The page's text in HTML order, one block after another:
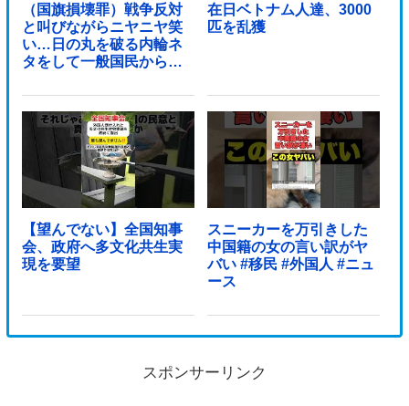
（国旗損壊罪）戦争反対
と叫びながらニヤニヤ笑
い…日の丸を破る内輪ネ
タをして一般国民からド
在日ベトナム人達、3000
匹を乱獲
【望んでない】全国知事
会、政府へ多文化共生実
現を要望
スニーカーを万引きした
中国籍の女の言い訳がヤ
バい #移民 #外国人 #ニュ
ース
スポンサーリンク